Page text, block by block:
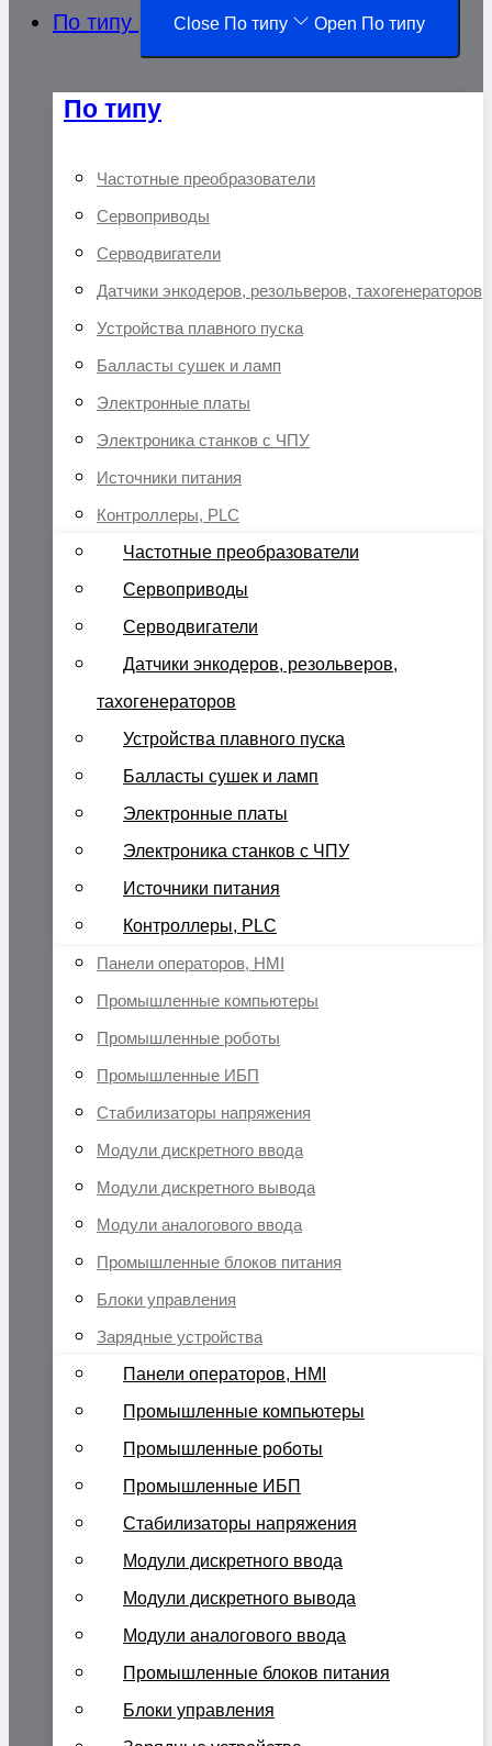
По типу Close По типу Open По типу
По типу
Частотные преобразователи
Сервоприводы
Серводвигатели
Датчики энкодеров, резольверов, тахогенераторов
Устройства плавного пуска
Балласты сушек и ламп
Электронные платы
Электроника станков с ЧПУ
Источники питания
Контроллеры, PLC
Частотные преобразователи
Сервоприводы
Серводвигатели
Датчики энкодеров, резольверов,
тахогенераторов
Устройства плавного пуска
Балласты сушек и ламп
Электронные платы
Электроника станков с ЧПУ
Источники питания
Контроллеры, PLC
Панели операторов, HMI
Промышленные компьютеры
Промышленные роботы
Промышленные ИБП
Стабилизаторы напряжения
Модули дискретного ввода
Модули дискретного вывода
Модули аналогового ввода
Промышленные блоков питания
Блоки управления
Зарядные устройства
Панели операторов, HMI
Промышленные компьютеры
Промышленные роботы
Промышленные ИБП
Стабилизаторы напряжения
Модули дискретного ввода
Модули дискретного вывода
Модули аналогового ввода
Промышленные блоков питания
Блоки управления